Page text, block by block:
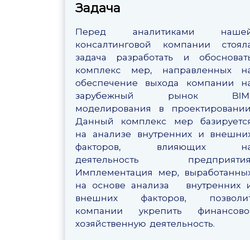
Задача
Перед аналитиками
консалтинговой компании
задача разработать и
комплекс мер, направленных
обеспечение выхода компании
зарубежный рынок
моделирования в
Данный комплекс мер
на анализе внутренних и
факторов, влияющих
деятельность
Имплементация мер,
на основе анализа внутренних
внешних факторов,
компании укрепить
хозяйственную деятельность.